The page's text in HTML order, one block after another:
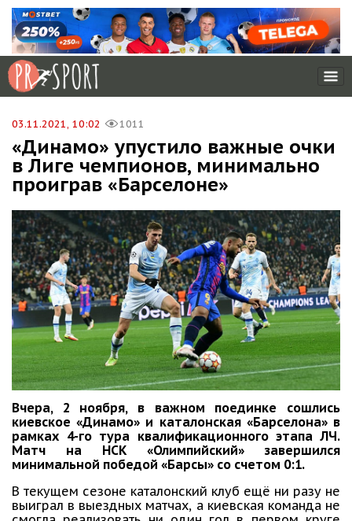
03.11.2021, 10:02 1011
«Динамо» упустило важные очки
в Лиге чемпионов, минимально
проиграв «Барселоне»
Вчера, 2 ноября, в важном поединке сошлись
киевское «Динамо» и каталонская «Барселона» в
рамках 4-го тура квалификационного этапа ЛЧ.
Матч на НСК «Олимпийский» завершился
минимальной победой «Барсы» со счетом 0:1.
В текущем сезоне каталонский клуб ещё ни разу не
выиграл в выездных матчах, а киевская команда не